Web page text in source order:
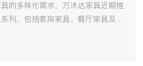
的多样化需求，万沐达家具近期推
列，包括客房家具、餐厅家具及公
酒店的整体品质和舒适度。